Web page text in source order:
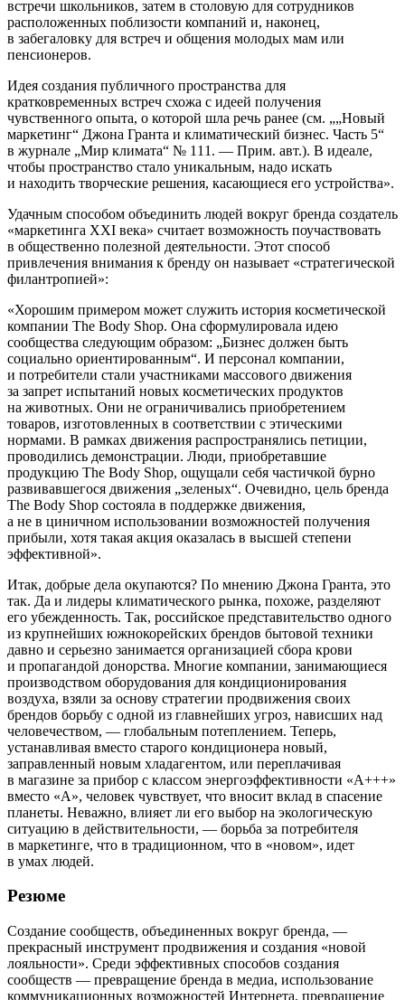
встречи школьников, затем в столовую для сотрудников
расположенных поблизости компаний и, наконец,
в забегаловку для встреч и общения молодых мам или
пенсионеров.
Идея создания публичного пространства для
кратковременных встреч схожа с идеей получения
чувственного опыта, о которой шла речь ранее (см. „„Новый
маркетинг“ Джона Гранта и климатический бизнес. Часть 5“
в журнале „Мир климата“ № 111. — Прим. авт.). В идеале,
чтобы пространство стало уникальным, надо искать
и находить творческие решения, касающиеся его устройства».
Удачным способом объединить людей вокруг бренда создатель
«маркетинга XXI века» считает возможность поучаствовать
в общественно полезной деятельности. Этот способ
привлечения внимания к бренду он называет «стратегической
филантропией»:
«Хорошим примером может служить история косметической
компании The Body Shop. Она сформулировала идею
сообщества следующим образом: „Бизнес должен быть
социально ориентированным“. И персонал компании,
и потребители стали участниками массового движения
за запрет испытаний новых косметических продуктов
на животных. Они не ограничивались приобретением
товаров, изготовленных в соответствии с этическими
нормами. В рамках движения распространялись петиции,
проводились демонстрации. Люди, приобретавшие
продукцию The Body Shop, ощущали себя частичкой бурно
развивавшегося движения „зеленых“. Очевидно, цель бренда
The Body Shop состояла в поддержке движения,
а не в циничном использовании возможностей получения
прибыли, хотя такая акция оказалась в высшей степени
эффективной».
Итак, добрые дела окупаются? По мнению Джона Гранта, это
так. Да и лидеры климатического рынка, похоже, разделяют
его убежденность. Так, российское представительство одного
из крупнейших южнокорейских брендов бытовой техники
давно и серьезно занимается организацией сбора крови
и пропагандой донорства. Многие компании, занимающиеся
производством оборудования для кондиционирования
воздуха, взяли за основу стратегии продвижения своих
брендов борьбу с одной из главнейших угроз, нависших над
человечеством, — глобальным потеплением. Теперь,
устанавливая вместо старого кондиционера новый,
заправленный новым хладагентом, или переплачивая
в магазине за прибор с классом энергоэффективности «А+++»
вместо «А», человек чувствует, что вносит вклад в спасение
планеты. Неважно, влияет ли его выбор на экологическую
ситуацию в действительности, — борьба за потребителя
в маркетинге, что в традиционном, что в «новом», идет
в умах людей.
Резюме
Создание сообществ, объединенных вокруг бренда, —
прекрасный инструмент продвижения и создания «новой
лояльности». Среди эффективных способов создания
сообществ — превращение бренда в медиа, использование
коммуникационных возможностей Интернета, превращение